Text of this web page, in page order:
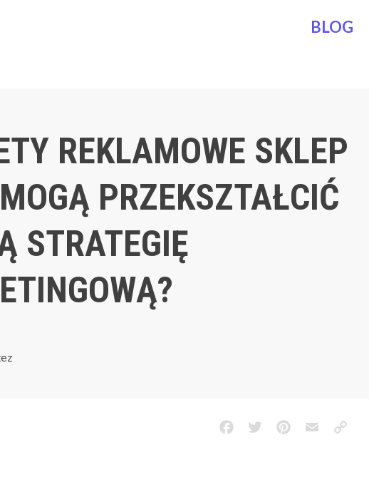
BLOG
REKLAMOWE SKLEP
PRZEKSZTAŁCIĆ
STRATEGIĘ
FacebookTwitterPinterestEmailCopy